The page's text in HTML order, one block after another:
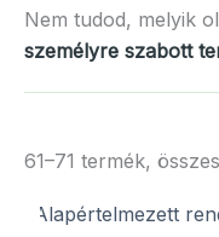
Nem tudod, melyik
személyre szabott
61–71 termék,